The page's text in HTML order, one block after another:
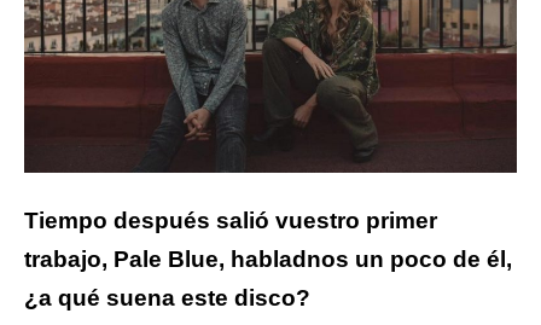
Tiempo después salió vuestro primer
trabajo, Pale Blue, habladnos un poco de él,
¿a qué suena este disco?